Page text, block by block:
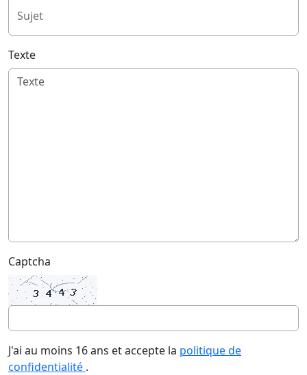
Sujet
Texte
Captcha
J'ai au moins 16 ans et accepte la politique de
confidentialité .